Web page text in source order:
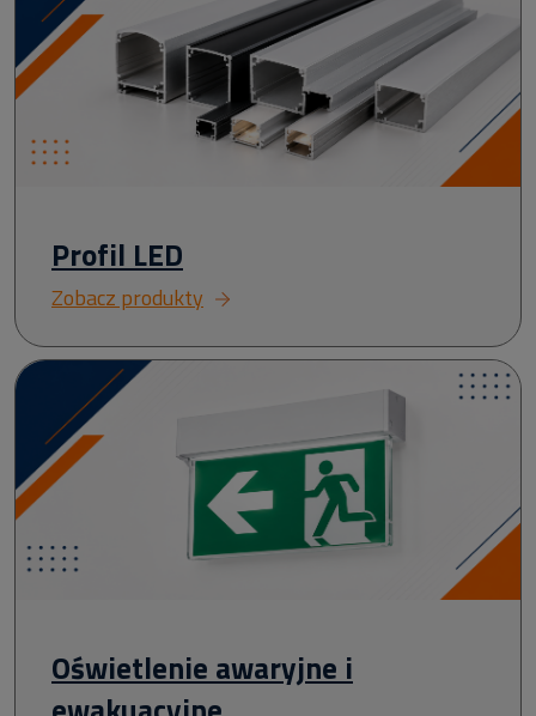
Profil LED
Zobacz produkty
Oświetlenie awaryjne i